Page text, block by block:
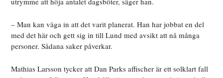
– Man kan väga in att det varit planerat. Han har jobbat en del
med det här och gett sig in till Lund med avsikt att nå många
personer. Sådana saker påverkar.
Mathias Larsson tycker att Dan Parks affischer är ett solklart fall